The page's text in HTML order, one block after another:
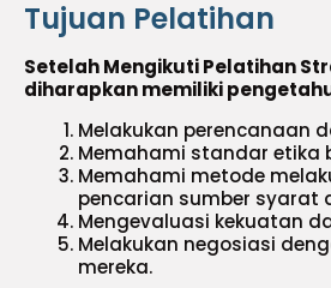
Tujuan Pelatihan
Setelah Mengikuti Pelatihan
diharapkan memiliki
Melakukan perencanaan
Memahami standar etika
Memahami metode
pencarian sumber syarat
Mengevaluasi kekuatan
Melakukan negosiasi
mereka.